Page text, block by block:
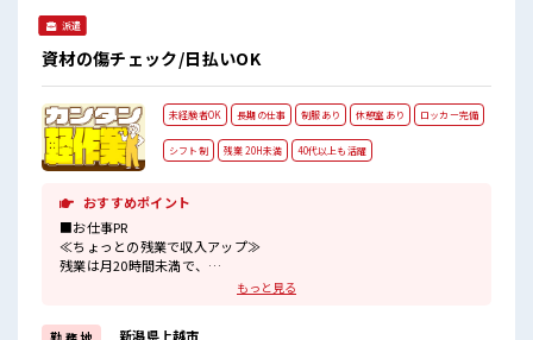
派遣
資材の傷チェック/日払いOK
未経験者OK 長期の仕事 制服あり 休憩室あり ロッカー完備
シフト制 残業 20H未満 40代以上も活躍
おすすめポイント
■お仕事PR
≪ちょっとの残業で収入アップ≫
残業は月20時間未満で、
制服があるので、
もっと見る
勤 務 地 新潟県上越市